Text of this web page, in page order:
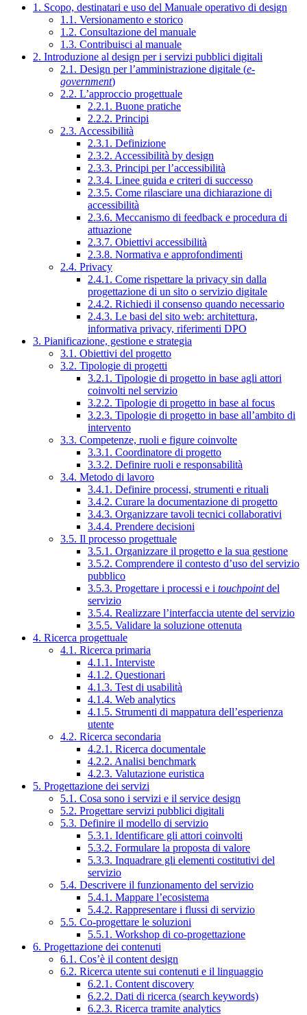
1. Scopo, destinatari e uso del Manuale operativo di design
1.1. Versionamento e storico
1.2. Consultazione del manuale
1.3. Contribuisci al manuale
2. Introduzione al design per i servizi pubblici digitali
2.1. Design per l’amministrazione digitale (e-
government)
2.2. L’approccio progettuale
2.2.1. Buone pratiche
2.2.2. Principi
2.3. Accessibilità
2.3.1. Definizione
2.3.2. Accessibilità by design
2.3.3. Principi per l’accessibilità
2.3.4. Linee guida e criteri di successo
2.3.5. Come rilasciare una dichiarazione di
accessibilità
2.3.6. Meccanismo di feedback e procedura di
attuazione
2.3.7. Obiettivi accessibilità
2.3.8. Normativa e approfondimenti
2.4. Privacy
2.4.1. Come rispettare la privacy sin dalla
progettazione di un sito o servizio digitale
2.4.2. Richiedi il consenso quando necessario
2.4.3. Le basi del sito web: architettura,
informativa privacy, riferimenti DPO
3. Pianificazione, gestione e strategia
3.1. Obiettivi del progetto
3.2. Tipologie di progetti
3.2.1. Tipologie di progetto in base agli attori
coinvolti nel servizio
3.2.2. Tipologie di progetto in base al focus
3.2.3. Tipologie di progetto in base all’ambito di
intervento
3.3. Competenze, ruoli e figure coinvolte
3.3.1. Coordinatore di progetto
3.3.2. Definire ruoli e responsabilità
3.4. Metodo di lavoro
3.4.1. Definire processi, strumenti e rituali
3.4.2. Curare la documentazione di progetto
3.4.3. Organizzare tavoli tecnici collaborativi
3.4.4. Prendere decisioni
3.5. Il processo progettuale
3.5.1. Organizzare il progetto e la sua gestione
3.5.2. Comprendere il contesto d’uso del servizio
pubblico
3.5.3. Progettare i processi e i touchpointdel
servizio
3.5.4. Realizzare l’interfaccia utente del servizio
3.5.5. Validare la soluzione ottenuta
4. Ricerca progettuale
4.1. Ricerca primaria
4.1.1. Interviste
4.1.2. Questionari
4.1.3. Test di usabilità
4.1.4. Web analytics
4.1.5. Strumenti di mappatura dell’esperienza
utente
4.2. Ricerca secondaria
4.2.1. Ricerca documentale
4.2.2. Analisi benchmark
4.2.3. Valutazione euristica
5. Progettazione dei servizi
5.1. Cosa sono i servizi e il service design
5.2. Progettare servizi pubblici digitali
5.3. Definire il modello di servizio
5.3.1. Identificare gli attori coinvolti
5.3.2. Formulare la proposta di valore
5.3.3. Inquadrare gli elementi costitutivi del
servizio
5.4. Descrivere il funzionamento del servizio
5.4.1. Mappare l’ecosistema
5.4.2. Rappresentare i flussi di servizio
5.5. Co-progettare le soluzioni
5.5.1. Workshop di co-progettazione
6. Progettazione dei contenuti
6.1. Cos’è il content design
6.2. Ricerca utente sui contenuti e il linguaggio
6.2.1. Content discovery
6.2.2. Dati di ricerca (search keywords)
6.2.3. Ricerca tramite analytics